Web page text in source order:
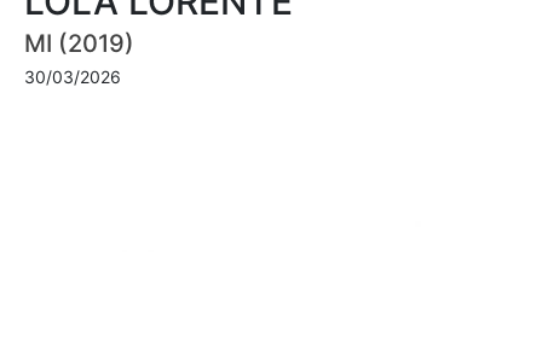
MI (2019)
30/03/2026